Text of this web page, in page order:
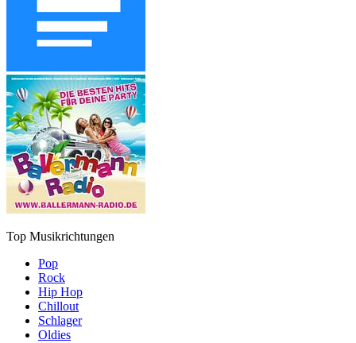
Top Musikrichtungen
Pop
Rock
Hip Hop
Chillout
Schlager
Oldies